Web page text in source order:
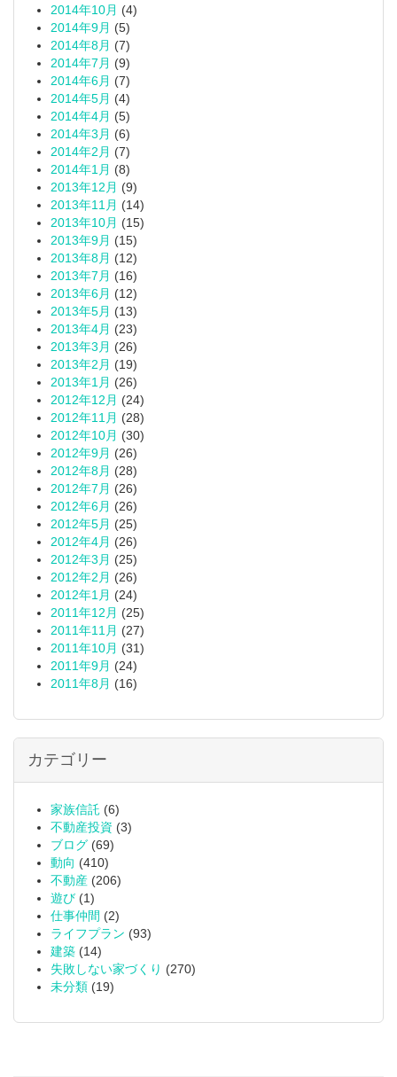
2014年10月 (4)
2014年9月 (5)
2014年8月 (7)
2014年7月 (9)
2014年6月 (7)
2014年5月 (4)
2014年4月 (5)
2014年3月 (6)
2014年2月 (7)
2014年1月 (8)
2013年12月 (9)
2013年11月 (14)
2013年10月 (15)
2013年9月 (15)
2013年8月 (12)
2013年7月 (16)
2013年6月 (12)
2013年5月 (13)
2013年4月 (23)
2013年3月 (26)
2013年2月 (19)
2013年1月 (26)
2012年12月 (24)
2012年11月 (28)
2012年10月 (30)
2012年9月 (26)
2012年8月 (28)
2012年7月 (26)
2012年6月 (26)
2012年5月 (25)
2012年4月 (26)
2012年3月 (25)
2012年2月 (26)
2012年1月 (24)
2011年12月 (25)
2011年11月 (27)
2011年10月 (31)
2011年9月 (24)
2011年8月 (16)
カテゴリー
家族信託 (6)
不動産投資 (3)
ブログ (69)
動向 (410)
不動産 (206)
遊び (1)
仕事仲間 (2)
ライフプラン (93)
建築 (14)
失敗しない家づくり (270)
未分類 (19)